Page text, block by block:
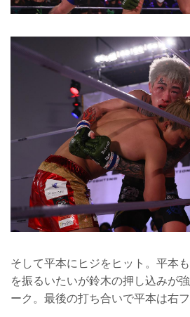
そして平本にヒジをヒット。平本
を振るいたいが鈴木の押し込みが
ーク。最後の打ち合いで平本は右